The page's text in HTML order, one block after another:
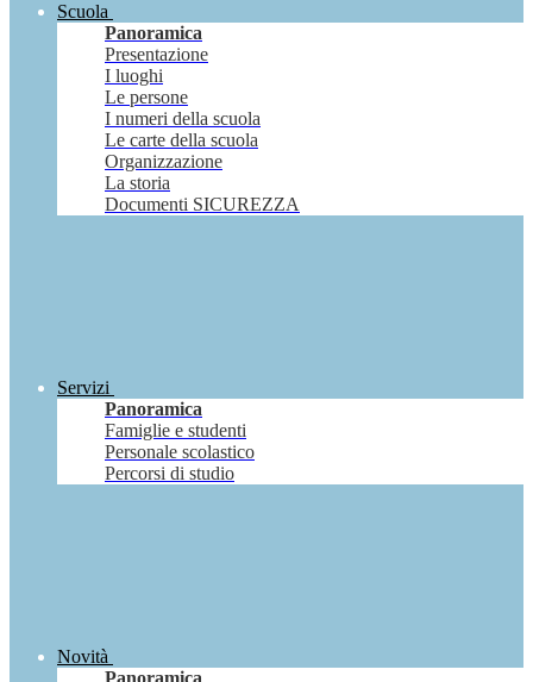
Scuola
Panoramica
Presentazione
I luoghi
Le persone
I numeri della scuola
Le carte della scuola
Organizzazione
La storia
Documenti SICUREZZA
Servizi
Panoramica
Famiglie e studenti
Personale scolastico
Percorsi di studio
Novità